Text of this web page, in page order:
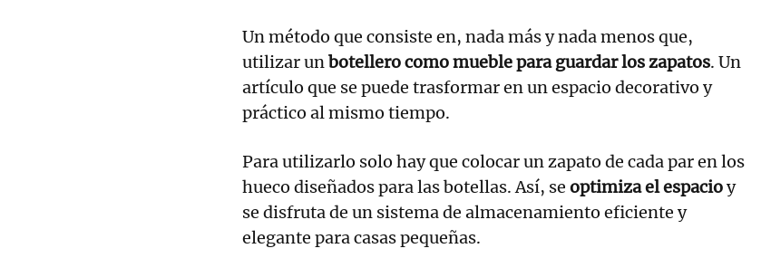
Un método que consiste en, nada más y nada menos que,
utilizar unbotellero como mueble para guardar los zapatos. Un
artículo que se puede trasformar en un espacio decorativo y
práctico al mismo tiempo.
Para utilizarlo solo hay que colocar un zapato de cada par en los
hueco diseñados para las botellas. Así, se optimiza el espacioy
se disfruta de un sistema de almacenamiento eficiente y
elegante para casas pequeñas.